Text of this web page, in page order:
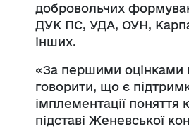
добровольчих
ДУК ПС, УДА, ОУН,
інших.
«За першими оцінками
говорити, що є
імплементації поняття
підставі Женевської